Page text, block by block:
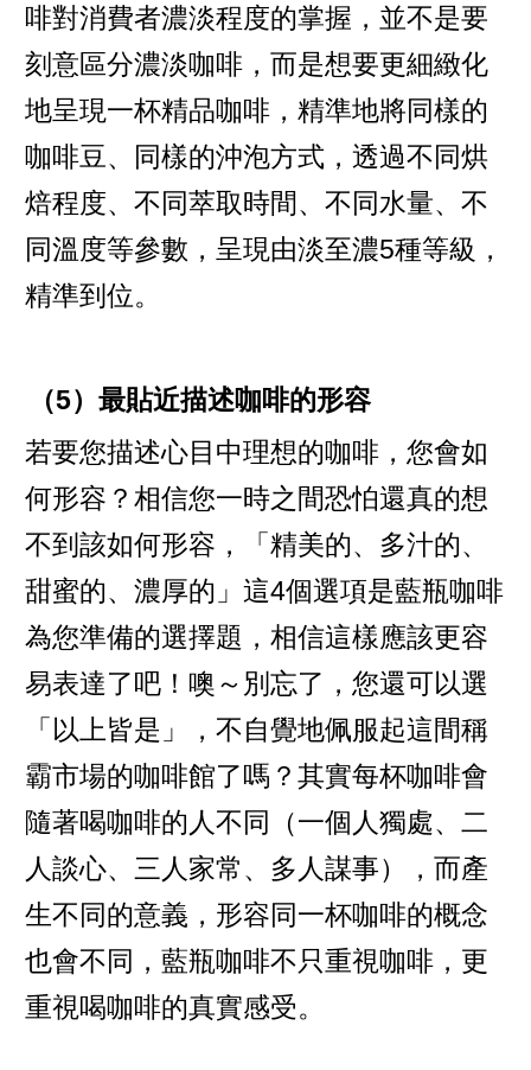
啡對消費者濃淡程度的掌握，並不是要
刻意區分濃淡咖啡，而是想要更細緻化
地呈現一杯精品咖啡，精準地將同樣的
咖啡豆、同樣的沖泡方式，透過不同烘
焙程度、不同萃取時間、不同水量、不
同溫度等參數，呈現由淡至濃5種等級，
精準到位。
（5）最貼近描述咖啡的形容
若要您描述心目中理想的咖啡，您會如
何形容？相信您一時之間恐怕還真的想
不到該如何形容，「精美的、多汁的、
甜蜜的、濃厚的」這4個選項是藍瓶咖啡
為您準備的選擇題，相信這樣應該更容
易表達了吧！噢～別忘了，您還可以選
「以上皆是」，不自覺地佩服起這間稱
霸市場的咖啡館了嗎？其實每杯咖啡會
隨著喝咖啡的人不同（一個人獨處、二
人談心、三人家常、多人謀事），而產
生不同的意義，形容同一杯咖啡的概念
也會不同，藍瓶咖啡不只重視咖啡，更
重視喝咖啡的真實感受。